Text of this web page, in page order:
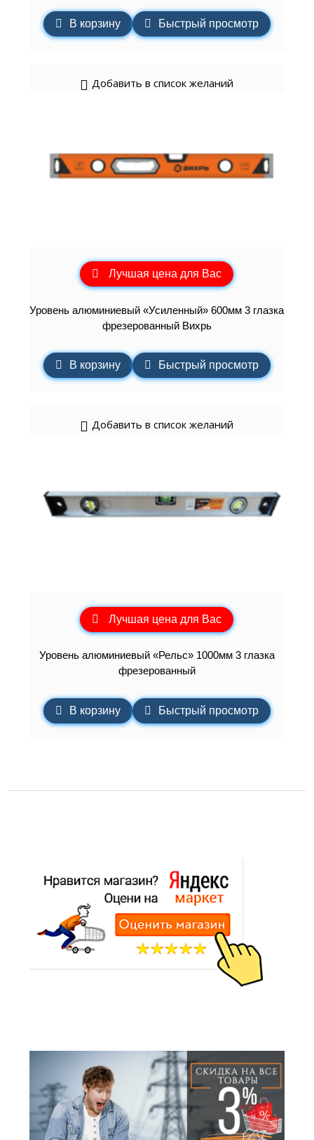
В корзину Быстрый просмотр
Добавить в список желаний
Лучшая цена для Вас
Уровень алюминиевый «Усиленный» 600мм 3 глазка
фрезерованный Вихрь
В корзину Быстрый просмотр
Добавить в список желаний
Лучшая цена для Вас
Уровень алюминиевый «Рельс» 1000мм 3 глазка
фрезерованный
В корзину Быстрый просмотр